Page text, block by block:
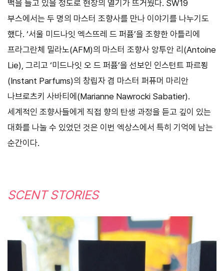
백을 들고 있을 정도로 현장의 열기가 뜨거웠다. SW19
부스에서는 두 명의 마스터 조향사를 만나 이야기를 나누기도
했다. ‘서울 미드나잇 엑스뜨레 드 퍼퓸’을 조향한 아틀리에
프라그란체 밀라노(AFM)의 마스터 조향사 앙투안 리(Antoine
Lie), 그리고 ‘미드나잇 오 드 퍼퓸’을 선보인 인스턴트 파르푕
(Instant Parfums)의 창립자 겸 마스터 퍼퓨머 마리안
나브로츠키 사바티에(Marianne Nawrocki Sabatier).
세계적인 조향사들에게 직접 향의 탄생 과정을 듣고 깊이 있는
대화를 나눌 수 있었던 것은 이번 엑상스에서 특히 기억에 남는
순간이다.
SCENT STORIES